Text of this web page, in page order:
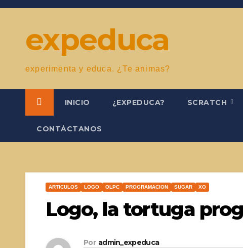
Saltar
contenidoexpeduca
experimenta y educa. ¿Te animas?
INICIO ¿EXPEDUCA? SCRATCH
CONTÁCTANOS
ARTICULOS LOGO OLPC PROGRAMACION SUGAR XO
Logo, la tortuga
Por admin_expeduca